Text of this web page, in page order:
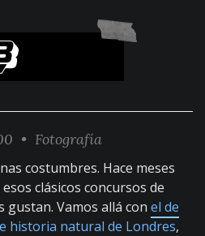
• Fotografía
costumbres. Hace meses
clásicos concursos de
Vamos allá con el de
historia natural de Londres,